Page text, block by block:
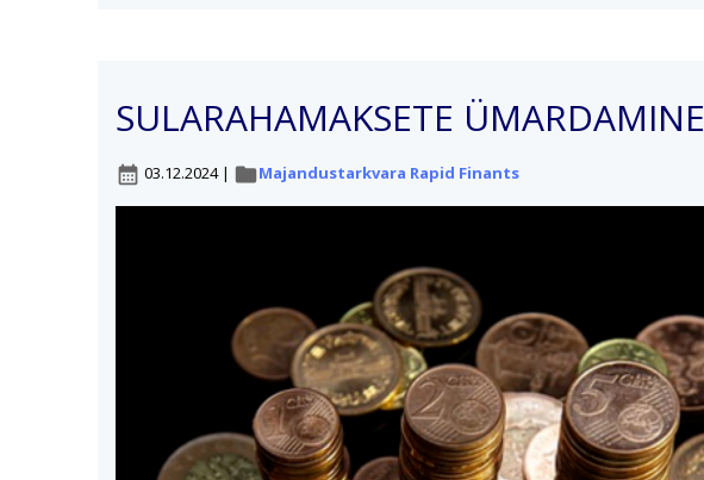
SULARAHAMAKSETE ÜMARDAMINE
calendar_month 03.12.2024| folderMajandustarkvara Rapid Finants